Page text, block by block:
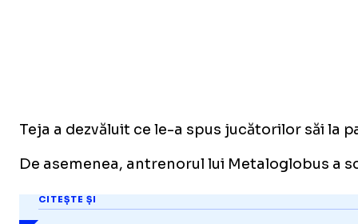
Teja a dezvăluit ce le-a spus jucătorilor săi la
De asemenea, antrenorul lui Metaloglobus a
CITEȘTE ȘI